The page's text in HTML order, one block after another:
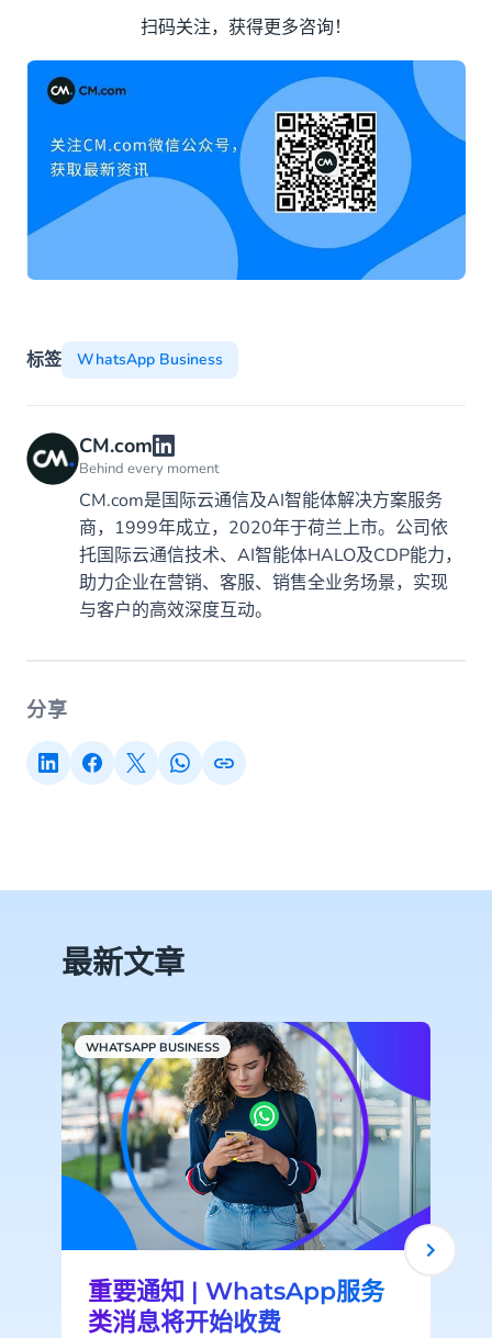
扫码关注，获得更多咨询！
标签 WhatsApp Business
CM.com
Behind every moment
CM.com是国际云通信及AI智能体解决方案服务
商，1999年成立，2020年于荷兰上市。公司依
托国际云通信技术、AI智能体HALO及CDP能力，
助力企业在营销、客服、销售全业务场景，实现
与客户的高效深度互动。
分享
最新文章
WHATSAPP BUSINESS
重要通知 | WhatsApp服务
类消息将开始收费